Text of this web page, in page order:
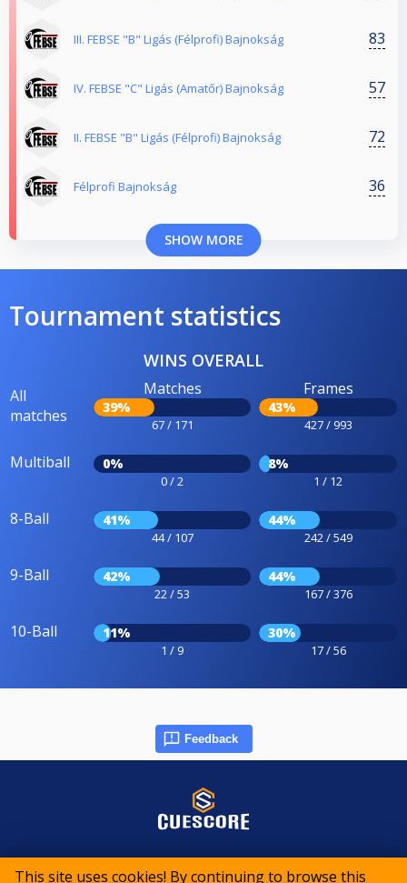
This site uses cookies! By continuing to browse this
III. FEBSE "B" Ligás (Félprofi) Bajnokság 83
IV. FEBSE "C" Ligás (Amatőr) Bajnokság 57
II. FEBSE "B" Ligás (Félprofi) Bajnokság 72
Félprofi Bajnokság 36
SHOW MORE
Tournament statistics
WINS OVERALL
All
matches
Matches
39%
67 / 171
Frames
43%
427 / 993
Multiball 0%
0 / 2
8%
1 / 12
8-Ball 41%
44 / 107
44%
242 / 549
9-Ball 42%
22 / 53
44%
167 / 376
10-Ball 11%
1 / 9
30%
17 / 56
Feedback
© 2015-2026 CueScore International